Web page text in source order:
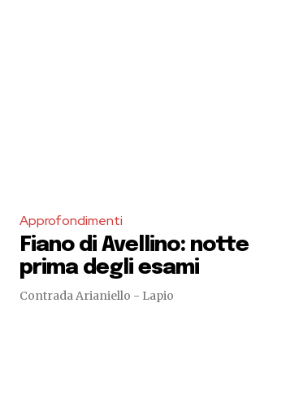
Approfondimenti
Fiano di Avellino: notte
prima degli esami
Contrada Arianiello - Lapio